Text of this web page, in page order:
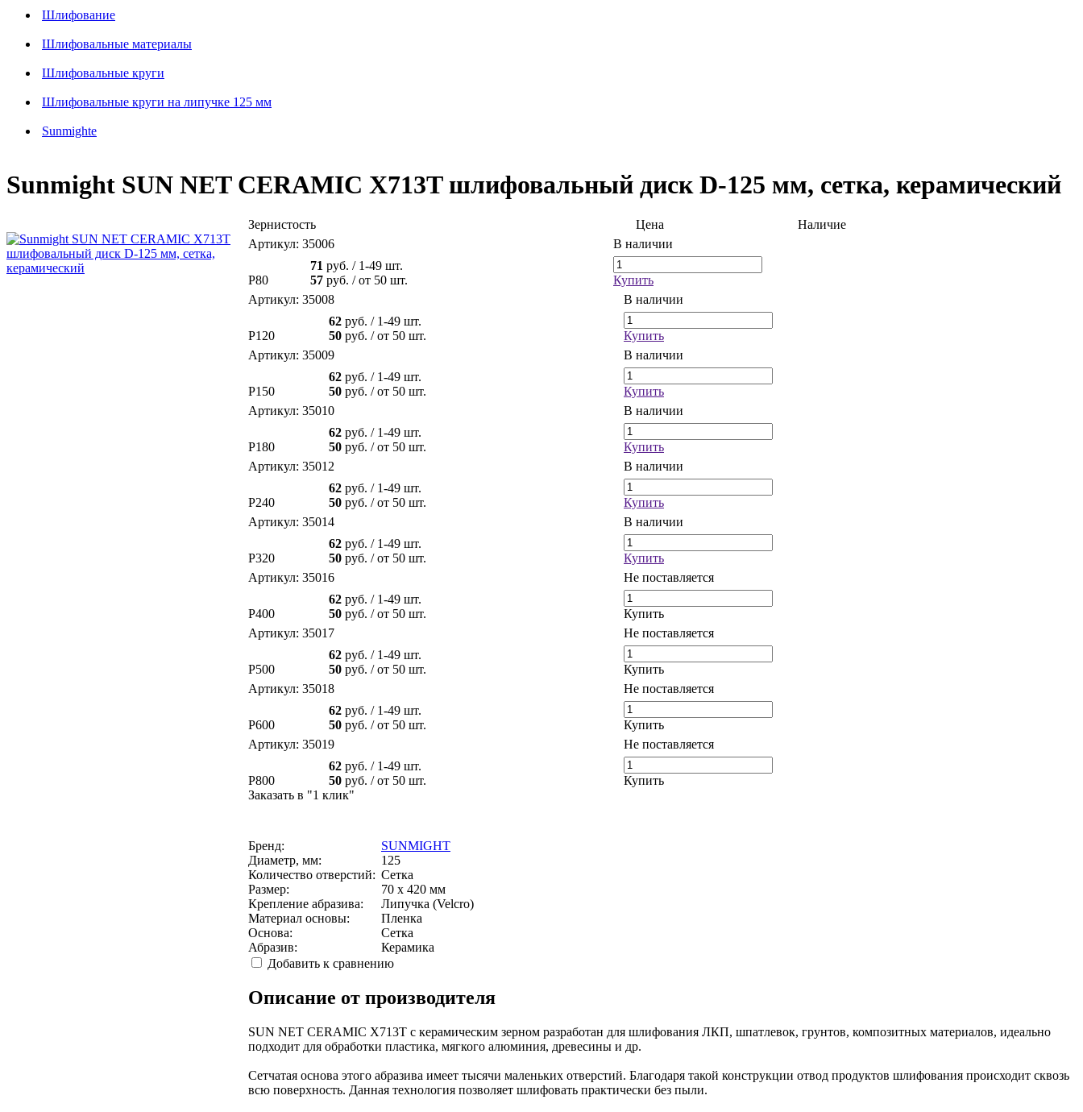
Шлифование
Шлифовальные материалы
Шлифовальные круги
Шлифовальные круги на липучке 125 мм
Sunmighte
Sunmight SUN NET CERAMIC X713T шлифовальный диск D-125 мм, сетка, керамический
Зернистость Цена
Наличие
Артикул: 35006
В наличии
P80
71 руб. / 1-49 шт.
57 руб. / от 50 шт.
Купить
Артикул: 35008
В наличии
P120
62 руб. / 1-49 шт.
50 руб. / от 50 шт.
Купить
Артикул: 35009
В наличии
P150
62 руб. / 1-49 шт.
50 руб. / от 50 шт.
Купить
Артикул: 35010
В наличии
P180
62 руб. / 1-49 шт.
50 руб. / от 50 шт.
Купить
Артикул: 35012
В наличии
P240
62 руб. / 1-49 шт.
50 руб. / от 50 шт.
Купить
Артикул: 35014
В наличии
P320
62 руб. / 1-49 шт.
50 руб. / от 50 шт.
Купить
Артикул: 35016
Не поставляется
P400
62 руб. / 1-49 шт.
50 руб. / от 50 шт.
Купить
Артикул: 35017
Не поставляется
P500
62 руб. / 1-49 шт.
50 руб. / от 50 шт.
Купить
Артикул: 35018
Не поставляется
P600
62 руб. / 1-49 шт.
50 руб. / от 50 шт.
Купить
Артикул: 35019
Не поставляется
P800
62 руб. / 1-49 шт.
50 руб. / от 50 шт.
Купить
Заказать в "1 клик"
Бренд:
SUNMIGHT
Диаметр, мм:
125
Количество отверстий: Сетка
Размер:
70 х 420 мм
Крепление абразива:
Липучка (Velcro)
Материал основы:
Пленка
Основа:
Сетка
Абразив:
Керамика
Добавить к сравнению
Описание от производителя
SUN NET CERAMIC X713T c керамическим зерном разработан для шлифования ЛКП, шпатлевок, грунтов, композитных материалов, идеально
подходит для обработки пластика, мягкого алюминия, древесины и др.
Сетчатая основа этого абразива имеет тысячи маленьких отверстий. Благодаря такой конструкции отвод продуктов шлифования происходит сквозь
всю поверхность. Данная технология позволяет шлифовать практически без пыли.